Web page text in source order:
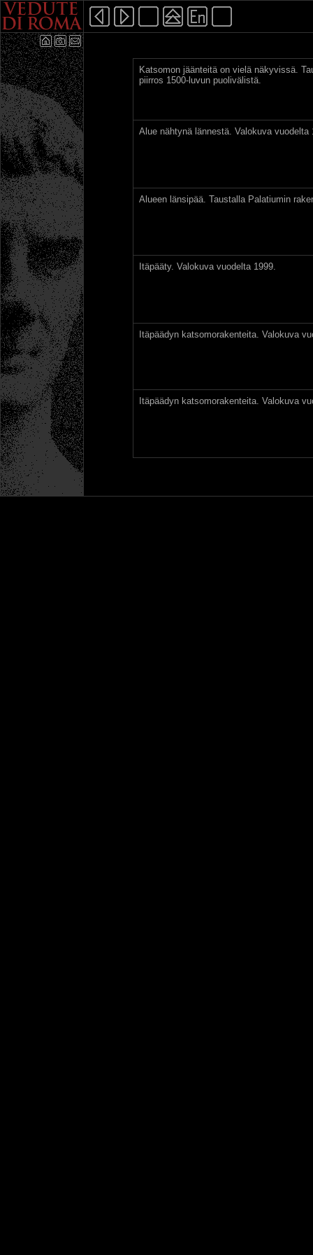
Katsomon jäänteitä on vielä näkyvissä.
piirros 1500-luvun puolivälistä.
Alue nähtynä lännestä. Valokuva vuodelta
Alueen länsipää. Taustalla Palatiumin
Itäpääty. Valokuva vuodelta 1999.
Itäpäädyn katsomorakenteita. Valokuva
Itäpäädyn katsomorakenteita. Valokuva